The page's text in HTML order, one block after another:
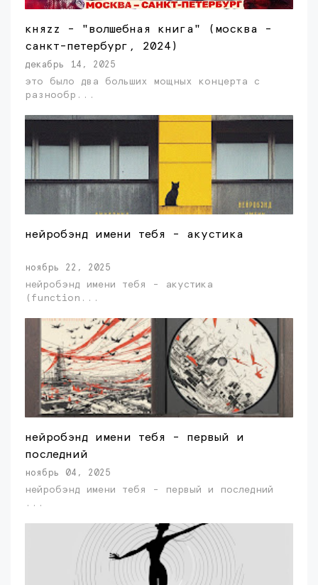
княzz - "волшебная книга" (москва -
санкт-петербург, 2024)
декабрь 14, 2025
это было два больших мощных концерта с
разнообр...
нейробэнд имени тебя - акустика
ноябрь 22, 2025
нейробэнд имени тебя - акустика
(function...
нейробэнд имени тебя - первый и
последний
ноябрь 04, 2025
нейробэнд имени тебя - первый и последний
...